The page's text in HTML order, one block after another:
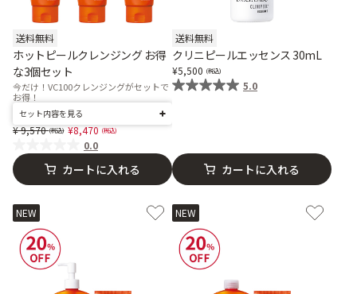
送料無料
ホットピールクレンジング お得
な3個セット
今だけ！VC100クレンジングがセットで
お得！
セット内容を見る
Price reduced from
9,570to
8,470
0.0
カートに入れる
送料無料
クリニピールエッセンス 30mL
5,500
5.0
カートに入れる
NEW NEW